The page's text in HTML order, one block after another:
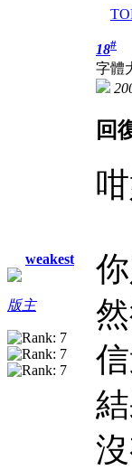
weakest
版主
18#
字體
回